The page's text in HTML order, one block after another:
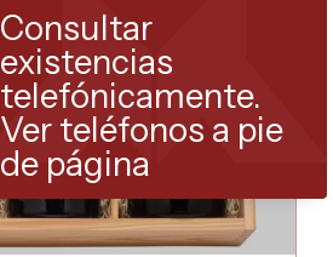
Consultar
existencias
telefónicamente.
Ver teléfonos a pie
de página